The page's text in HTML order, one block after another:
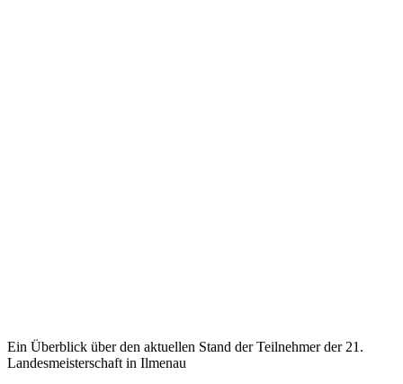
Ein Überblick über den aktuellen Stand der Teilnehmer der 21.
Landesmeisterschaft in Ilmenau